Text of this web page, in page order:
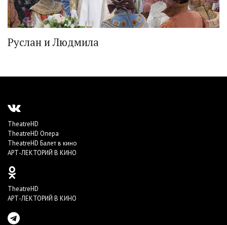
Руслан и Людмила
TheatreHD
TheatreHD Опера
TheatreHD Балет в кино
АРТ-ЛЕКТОРИЙ В КИНО
TheatreHD
АРТ-ЛЕКТОРИЙ В КИНО